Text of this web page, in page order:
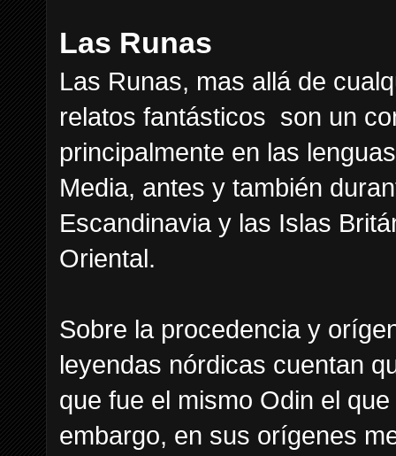
Las Runas
Las Runas, mas allá de
relatos fantásticos son un
principalmente en las
Media, antes y también
Escandinavia y las Islas
Oriental.
Sobre la procedencia y
leyendas nórdicas cuentan
que fue el mismo Odin el
embargo, en sus orígenes